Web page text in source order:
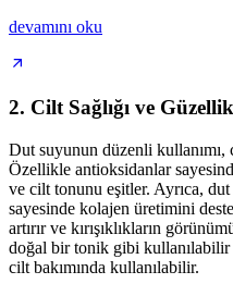
devamını oku
2. Cilt Sağlığı ve Güzellik
Dut suyunun düzenli kullanımı,
Özellikle antioksidanlar
ve cilt tonunu eşitler. Ayrıca,
sayesinde kolajen üretimini
artırır ve kırışıklıkların
doğal bir tonik gibi
cilt bakımında kullanılabilir.